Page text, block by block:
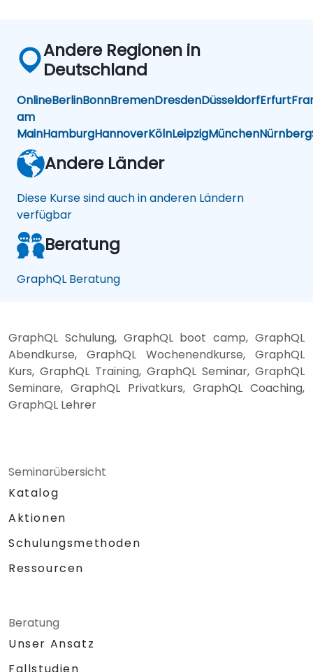
Andere Regionen in
Deutschland
OnlineBerlinBonnBremenDresdenDüsseldorfErfurt
am
MainHamburgHannoverKölnLeipzigMünchenNürnberg
Andere Länder
Diese Kurse sind auch in anderen Ländern
verfügbar
Beratung
GraphQL Beratung
GraphQL Schulung, GraphQL boot camp, GraphQL
Abendkurse, GraphQL Wochenendkurse, GraphQL
Kurs, GraphQL Training, GraphQL Seminar, GraphQL
Seminare, GraphQL Privatkurs, GraphQL Coaching,
GraphQL Lehrer
Seminarübersicht
Katalog
Aktionen
Schulungsmethoden
Ressourcen
Beratung
Unser Ansatz